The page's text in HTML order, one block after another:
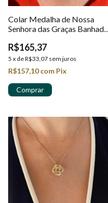
Colar Medalha de Nossa
Senhora das Graças Banhado
R$165,37
5 x deR$33,07 sem juros
R$157,10com Pix